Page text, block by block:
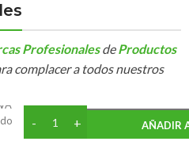
Profesionales deProductos
complacer a todos nuestros
€
¡Compra este producto
AÑADIR